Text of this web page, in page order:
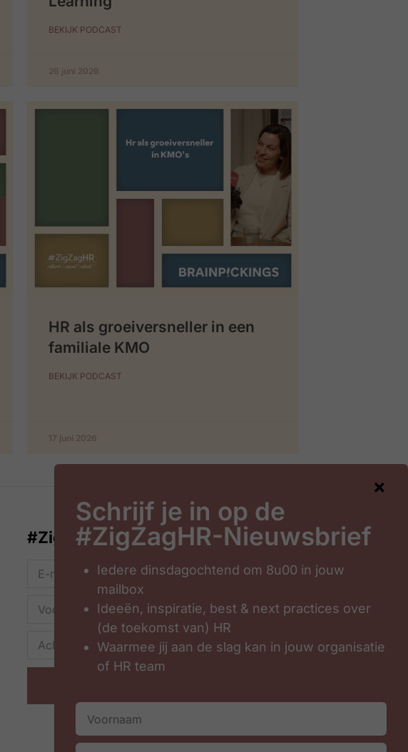
BEKIJK PODCAST
26 juni 2026
HR als groeiversneller in een
familiale KMO
BEKIJK PODCAST
17 juni 2026
#ZigZagHR-Nieuwsbrief
Schrijf je in op de
#ZigZagHR-Nieuwsbrief
Iedere dinsdagochtend om 8u00 in jouw
mailbox
Ideeën, inspiratie, best & next practices over
(de toekomst van) HR
Waarmee jij aan de slag kan in jouw organisatie
of HR team